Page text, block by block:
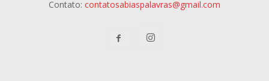
Contato: contatosabiaspalavras@gmail.com